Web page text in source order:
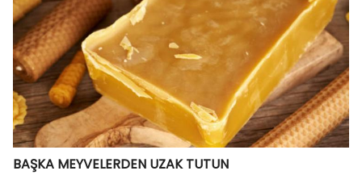
BAŞKA MEYVELERDEN UZAK TUTUN